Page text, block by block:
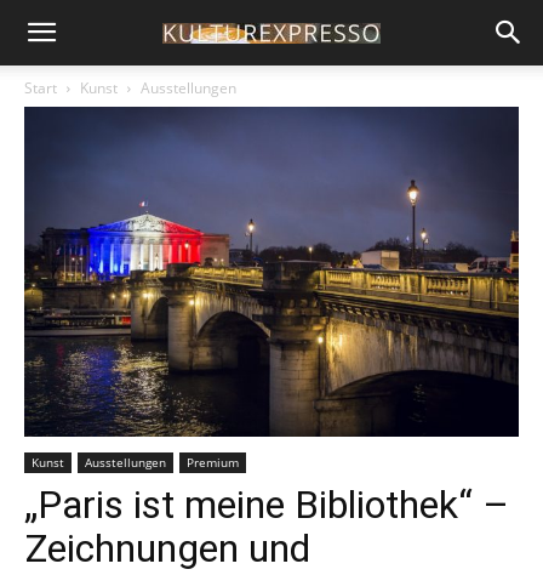
Start Kunst Ausstellungen
Kunst Ausstellungen Premium
„Paris ist meine Bibliothek“ –
Zeichnungen und